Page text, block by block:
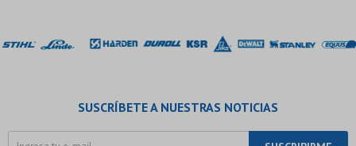
SUSCRÍBETE A NUESTRAS NOTICIAS